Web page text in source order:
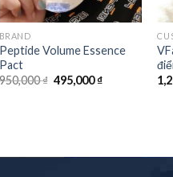
BRAND
Peptide Volume Essence
Pact
₫ 495,000₫